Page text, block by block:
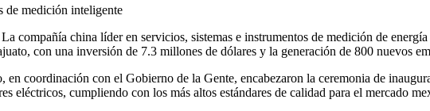
de medición inteligente
compañía china líder en servicios, sistemas e instrumentos de medición de
con una inversión de 7.3 millones de dólares y la generación de 800 nuevos
coordinación con el Gobierno de la Gente, encabezaron la ceremonia de
eléctricos, cumpliendo con los más altos estándares de calidad para el mercado